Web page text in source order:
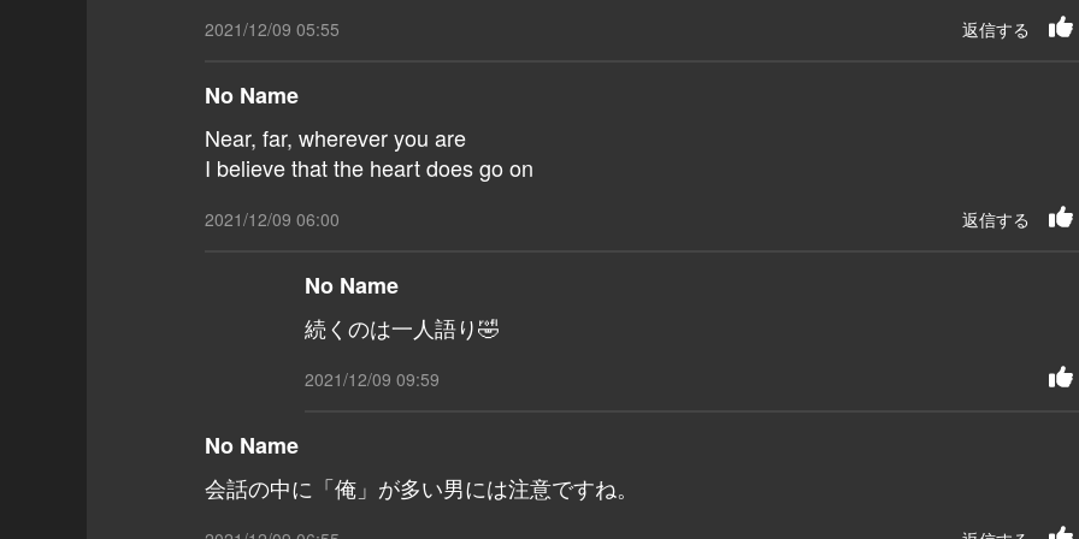
2021/12/09 05:55 返信する
No Name
Near, far, wherever you are
I believe that the heart does go on
2021/12/09 06:00 返信する
No Name
続くのは一人語り🤣
2021/12/09 09:59
No Name
会話の中に「俺」が多い男には注意ですね。